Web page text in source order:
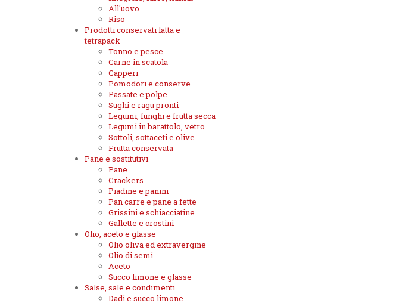
All'uovo
Riso
Prodotti conservati latta e
tetrapack
Tonno e pesce
Carne in scatola
Capperi
Pomodori e conserve
Passate e polpe
Sughi e ragu pronti
Legumi, funghi e frutta secca
Legumi in barattolo, vetro
Sottoli, sottaceti e olive
Frutta conservata
Pane e sostitutivi
Pane
Crackers
Piadine e panini
Pan carre e pane a fette
Grissini e schiacciatine
Gallette e crostini
Olio, aceto e glasse
Olio oliva ed extravergine
Olio di semi
Aceto
Succo limone e glasse
Salse, sale e condimenti
Dadi e succo limone